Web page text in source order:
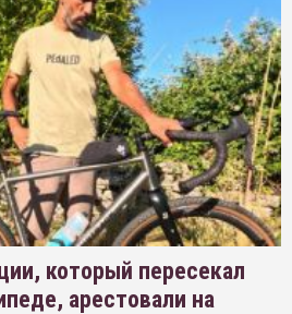
который пересекал
арестовали на